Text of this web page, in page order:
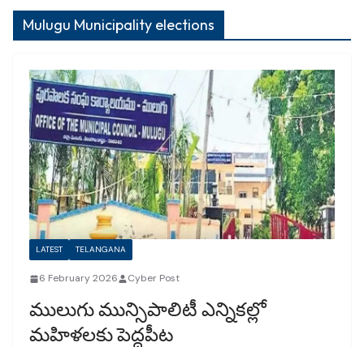
Mulugu Municipality elections
LATEST TELANGANA
6 February 2026 Cyber Post
ములుగు మున్సిపాలిటీ ఎన్నికల్లో
మహిళలకు పెద్దపీట